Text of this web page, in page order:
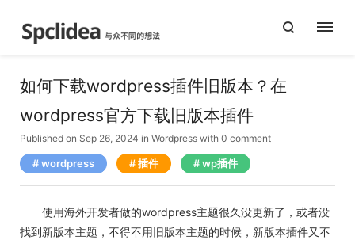
如何下载wordpress插件旧版本？在
wordpress官方下载旧版本插件
Published on Sep 26, 2024 in Wordpress with 0 comment
wordpress 插件 wp插件
使用海外开发者做的wordpress主题很久没更新了，或者没
找到新版本主题，不得不用旧版本主题的时候，新版本插件又不